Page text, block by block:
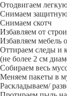
Отодвигаем
Снимаем
Снимаем скотч
Избавляем от
Избавляем мебель
Оттираем следы и
(не более 2 см
Собираем весь
Меняем пакеты в
Раскладываем/